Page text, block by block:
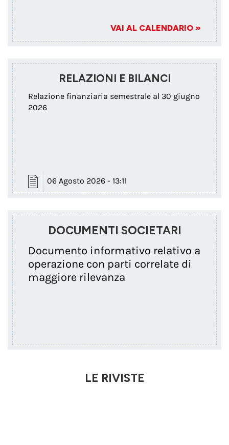
VAI AL CALENDARIO »
RELAZIONI E BILANCI
Relazione finanziaria semestrale al 30 giugno
2026
06 Agosto 2026 - 13:11
DOCUMENTI SOCIETARI
Documento informativo relativo a
operazione con parti correlate di
maggiore rilevanza
LE RIVISTE